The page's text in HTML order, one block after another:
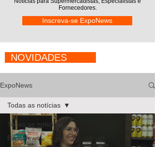
Fornecedores.
Inscreva-se ExpoNews
NOVIDADES
ExpoNews
Todas as notícias
ExpoNews
Todas as notícias